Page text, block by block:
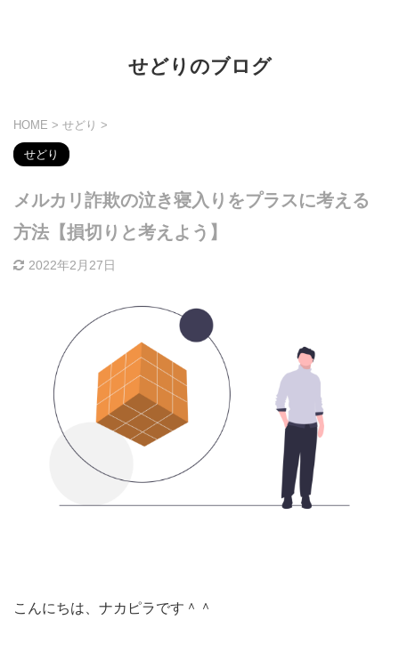
せどりのブログ
HOME > せどり >
せどり
メルカリ詐欺の泣き寝入りをプラスに考える
方法【損切りと考えよう】
2022年2月27日
こんにちは、ナカピラです＾＾